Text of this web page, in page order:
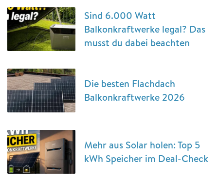
Sind 6.000 Watt
Balkonkraftwerke legal? Das
musst du dabei beachten
Die besten Flachdach
Balkonkraftwerke 2026
Mehr aus Solar holen: Top 5
kWh Speicher im Deal-Check